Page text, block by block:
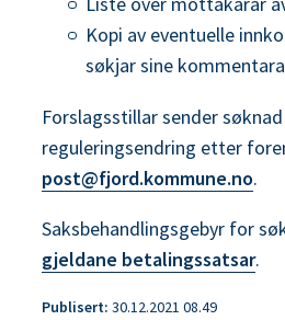
Kopi av eventuelle
søkjar sine
Forslagsstillar sender
reguleringsendring etter
post@fjord.kommune.no.
Saksbehandlingsgebyr for
gjeldane betalingssatsar.
Publisert 30.12.2021 08.49